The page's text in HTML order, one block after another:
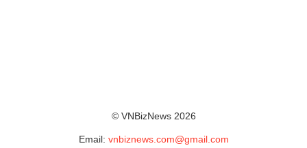
© VNBizNews 2026
Email: vnbiznews.com@gmail.com